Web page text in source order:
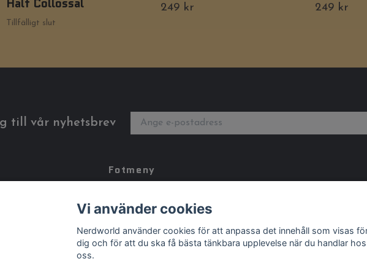
Tillfälligt slut
249 kr 249 kr
till vår nyhetsbrev
Fotmeny
Köpvillkor
Storleksguide
Vi använder cookies
Nerdworld använder cookies för att anpassa det innehåll som visas
dig och för att du ska få bästa tänkbara upplevelse när du handlar hos
oss.